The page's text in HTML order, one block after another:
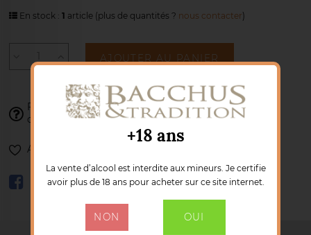
En stock : 1 article(plus de quantités ? nous contacter)
AJOUTER AU PANIER
Franck se tient à votre disposition pourvalider votre
commande :02 77 85 41 34
Ajouter à ma liste de souhaits
+18 ans
La vente d’alcool est interdite aux mineurs. Je certifie
avoir plus de 18 ans pour acheter sur ce site internet.
NON OUI